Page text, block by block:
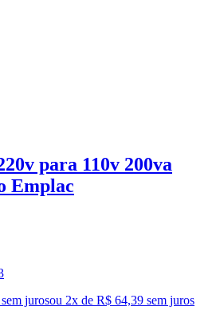
para 110v 200va
Emplac
jurosou 2x de R$ 64,39 sem juros